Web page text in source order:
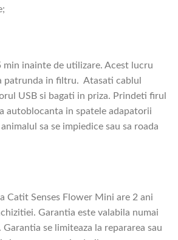
min inainte de utilizare. Acest lucru
patrunda in filtru. Atasati cablul
USB si bagati in priza. Prindeti firul
autoblocanta in spatele adapatorii
sa se impiedice sau sa roada
Catit Senses Flower Mini are 2 ani
Garantia este valabila numai
se limiteaza la repararea sau